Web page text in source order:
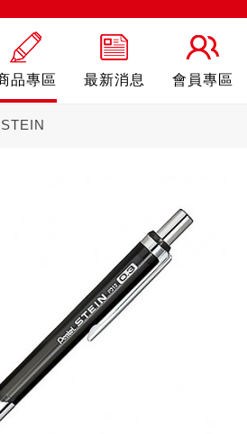
品專區
自動鉛筆
最新消息 會員專區